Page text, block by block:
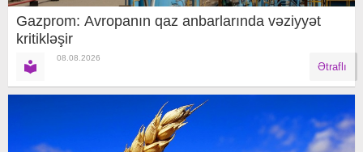
Gazprom: Avropanın qaz anbarlarında vəziyyət
kritikləşir
08.08.2026
Ətraflı